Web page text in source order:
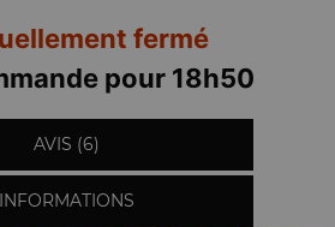
fermé
pour 18h50
AVIS (6)
INFORMATIONS